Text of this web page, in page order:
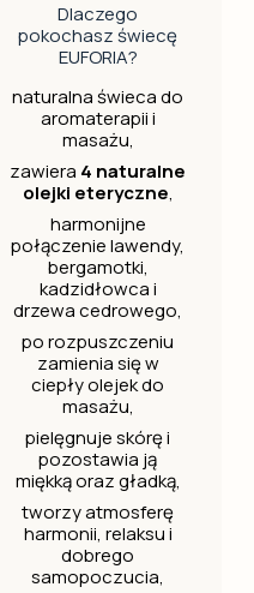
Dlaczego
pokochasz świecę
EUFORIA?
naturalna świeca do
aromaterapii i
masażu,
zawiera 4 naturalne
olejki eteryczne,
harmonijne
połączenie lawendy,
bergamotki,
kadzidłowca i
drzewa cedrowego,
po rozpuszczeniu
zamienia się w
ciepły olejek do
masażu,
pielęgnuje skórę i
pozostawia ją
miękką oraz gładką,
tworzy atmosferę
harmonii, relaksu i
dobrego
samopoczucia,